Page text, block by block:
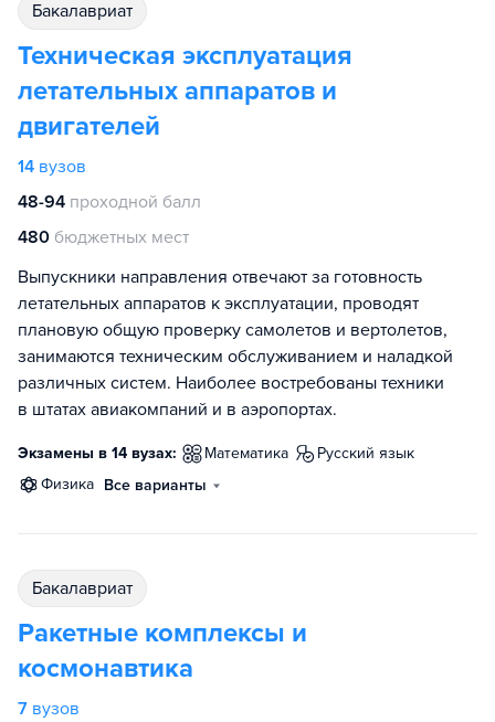
бакалавриат
Техническая эксплуатация
летательных аппаратов и
двигателей
14 вузов
48-94 проходной балл
480 бюджетных мест
Выпускники направления отвечают за готовность
летательных аппаратов к эксплуатации, проводят
плановую общую проверку самолетов и вертолетов,
занимаются техническим обслуживанием и наладкой
различных систем. Наиболее востребованы техники
в штатах авиакомпаний и в аэропортах.
Экзамены в 14 вузах: математика
русский язык
физика Все варианты
бакалавриат
Ракетные комплексы и
космонавтика
7 вузов